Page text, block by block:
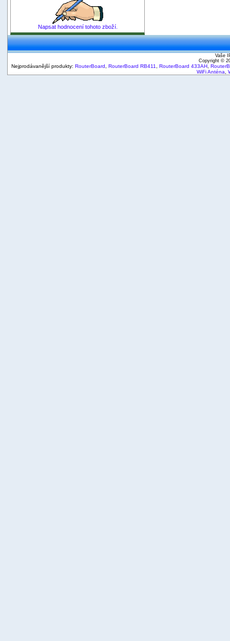
Napsat hodnocení tohoto zboží.
Vaše
Copyright ©
Nejprodávanější produkty: RouterBoard RouterBoard RB411 RouterBoard 433AH
WiFi Anténa